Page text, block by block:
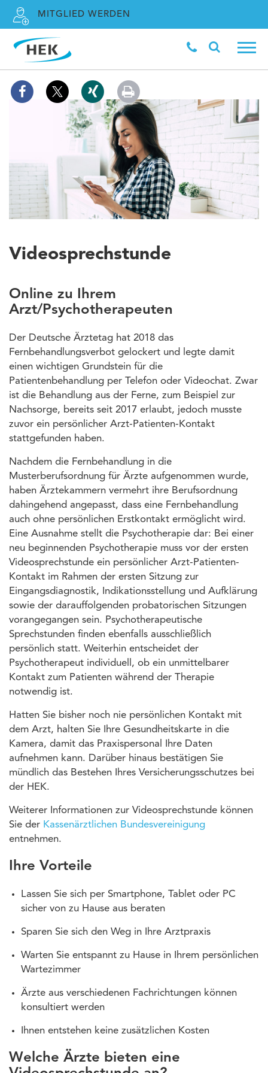
MITGLIED WERDEN
Videosprechstunde
Online zu Ihrem
Arzt/Psychotherapeuten
Der Deutsche Ärztetag hat 2018 das
Fernbehandlungsverbot gelockert und legte damit
einen wichtigen Grundstein für die
Patientenbehandlung per Telefon oder Videochat. Zwar
ist die Behandlung aus der Ferne, zum Beispiel zur
Nachsorge, bereits seit 2017 erlaubt, jedoch musste
zuvor ein persönlicher Arzt-Patienten-Kontakt
stattgefunden haben.
Nachdem die Fernbehandlung in die
Musterberufsordnung für Ärzte aufgenommen wurde,
haben Ärztekammern vermehrt ihre Berufsordnung
dahingehend angepasst, dass eine Fernbehandlung
auch ohne persönlichen Erstkontakt ermöglicht wird.
Eine Ausnahme stellt die Psychotherapie dar: Bei einer
neu beginnenden Psychotherapie muss vor der ersten
Videosprechstunde ein persönlicher Arzt-Patienten-
Kontakt im Rahmen der ersten Sitzung zur
Eingangsdiagnostik, Indikationsstellung und Aufklärung
sowie der darauffolgenden probatorischen Sitzungen
vorangegangen sein. Psychotherapeutische
Sprechstunden finden ebenfalls ausschließlich
persönlich statt. Weiterhin entscheidet der
Psychotherapeut individuell, ob ein unmittelbarer
Kontakt zum Patienten während der Therapie
notwendig ist.
Hatten Sie bisher noch nie persönlichen Kontakt mit
dem Arzt, halten Sie Ihre Gesundheitskarte in die
Kamera, damit das Praxispersonal Ihre Daten
aufnehmen kann. Darüber hinaus bestätigen Sie
mündlich das Bestehen Ihres Versicherungsschutzes bei
der HEK.
Weiterer Informationen zur Videosprechstunde können
Sie der Kassenärztlichen Bundesvereinigung
entnehmen.
Ihre Vorteile
Lassen Sie sich per Smartphone, Tablet oder PC
sicher von zu Hause aus beraten
Sparen Sie sich den Weg in Ihre Arztpraxis
Warten Sie entspannt zu Hause in Ihrem persönlichen
Wartezimmer
Ärzte aus verschiedenen Fachrichtungen können
konsultiert werden
Ihnen entstehen keine zusätzlichen Kosten
Welche Ärzte bieten eine